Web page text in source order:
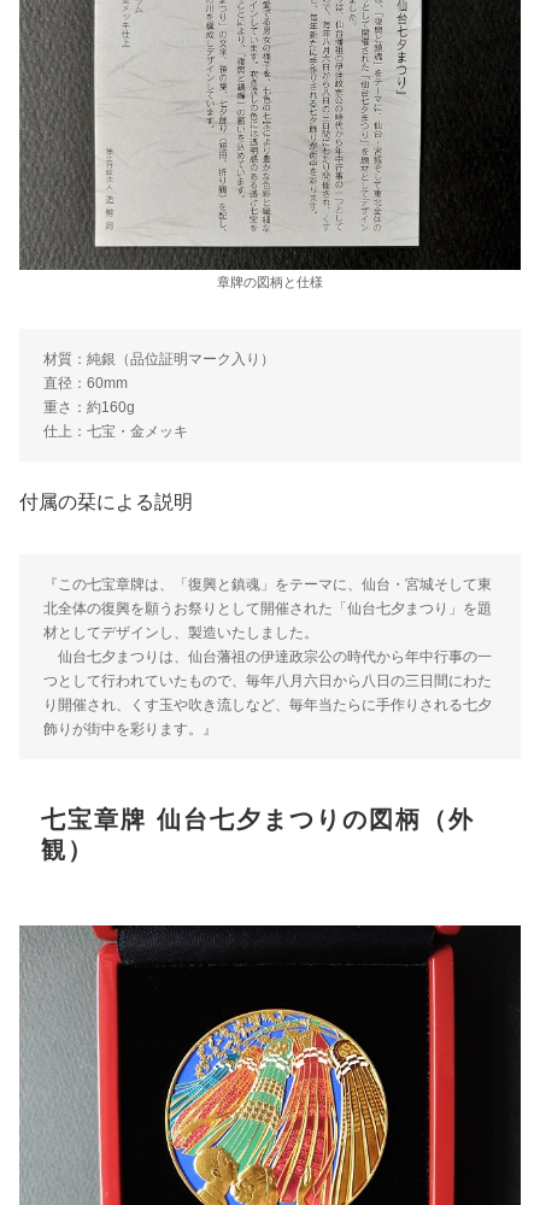
章牌の図柄と仕様
材質：純銀（品位証明マーク入り）
直径：60mm
重さ：約160g
仕上：七宝・金メッキ
付属の栞による説明
『この七宝章牌は、「復興と鎮魂」をテーマに、仙台・宮城そして東
北全体の復興を願うお祭りとして開催された「仙台七夕まつり」を題
材としてデザインし、製造いたしました。
仙台七夕まつりは、仙台藩祖の伊達政宗公の時代から年中行事の一
つとして行われていたもので、毎年八月六日から八日の三日間にわた
り開催され、くす玉や吹き流しなど、毎年当たらに手作りされる七夕
飾りが街中を彩ります。』
七宝章牌 仙台七夕まつりの図柄（外
観）